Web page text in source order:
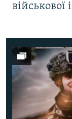
військової